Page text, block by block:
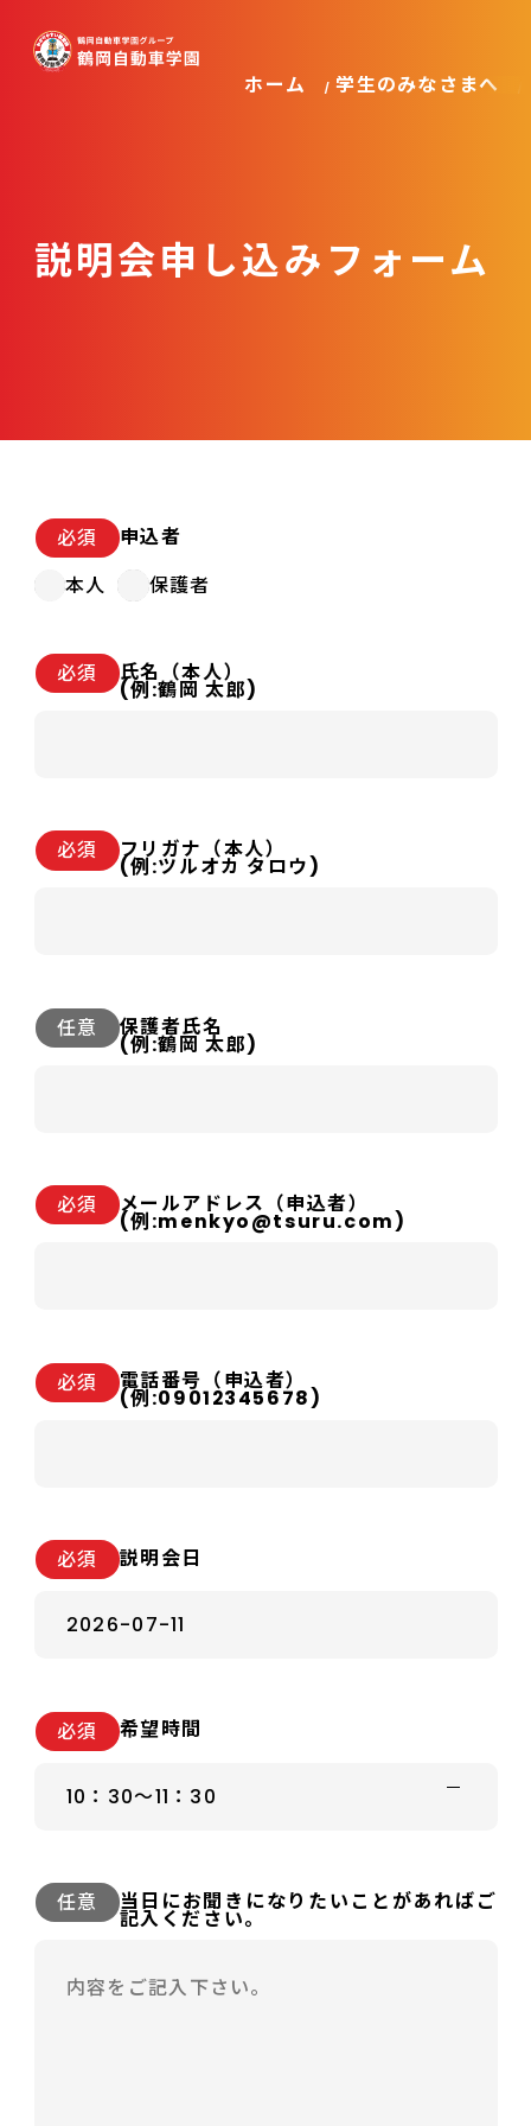
学校案内・入園の流れ
通学料金コース
会社概要
アクセス
ホーム 学生のみなさまへ
説明会申し込みフォーム
必須
申込者
本人
保護者
必須 氏名（本人）
(例:鶴岡 太郎)
必須 フリガナ（本人）
(例:ツルオカ タロウ)
任意 保護者氏名
(例:鶴岡 太郎)
必須 メールアドレス（申込者）
(例:menkyo@tsuru.com)
必須 電話番号（申込者）
(例:09012345678)
必須 説明会日
必須 希望時間
任意 当日にお聞きになりたいことがあればご
記入ください。